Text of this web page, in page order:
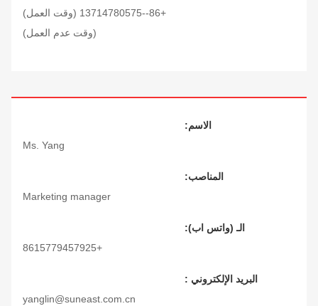
+86--13714780575 (وقت العمل)
(وقت عدم العمل)
الاسم:
Ms. Yang
المناصب:
Marketing manager
الـ (واتس اب):
+8615779457925
البريد الإلكتروني :
yanglin@suneast.com.cn